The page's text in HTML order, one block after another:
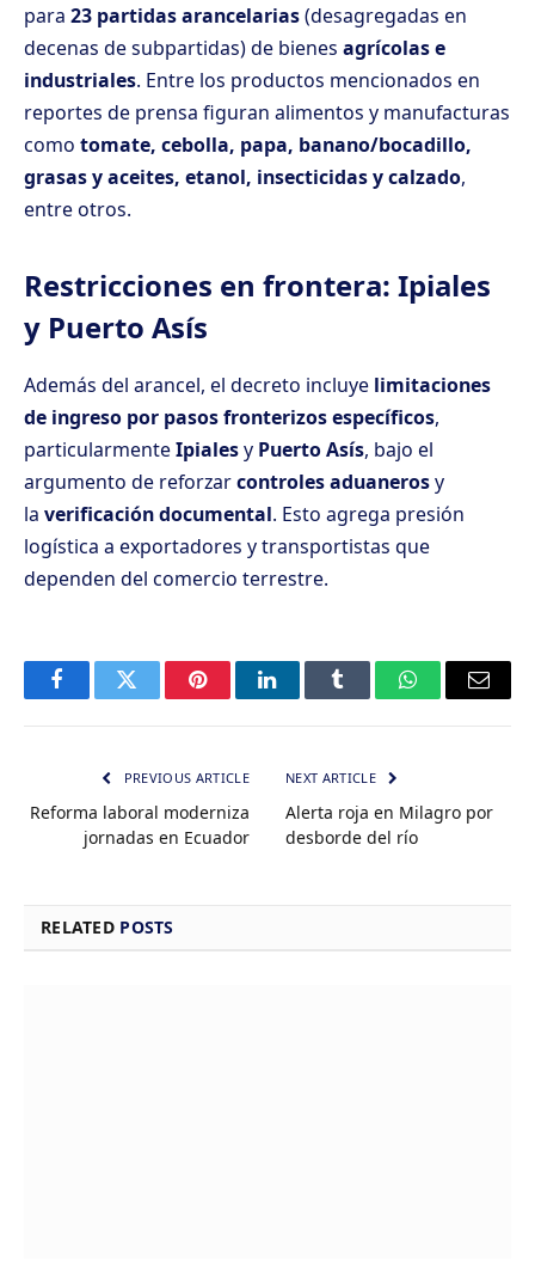
para 23 partidas arancelarias(desagregadas en
decenas de subpartidas) de bienes agrícolas e
industriales. Entre los productos mencionados en
reportes de prensa figuran alimentos y manufacturas
como tomate, cebolla, papa, banano/bocadillo,
grasas y aceites, etanol, insecticidas y calzado,
entre otros.
Restricciones en frontera: Ipiales
y Puerto Asís
Además del arancel, el decreto incluye limitaciones
de ingreso por pasos fronterizos específicos,
particularmenteIpialesy Puerto Asís, bajo el
argumento de reforzarcontroles aduanerosy
la verificación documental. Esto agrega presión
logística a exportadores y transportistas que
dependen del comercio terrestre.
FacebookTwitter PinterestLinkedInTumblr WhatsAppEmail
PREVIOUS ARTICLE
Reforma laboral moderniza
jornadas en Ecuador
NEXT ARTICLE
Alerta roja en Milagro por
desborde del río
RELATED POSTS